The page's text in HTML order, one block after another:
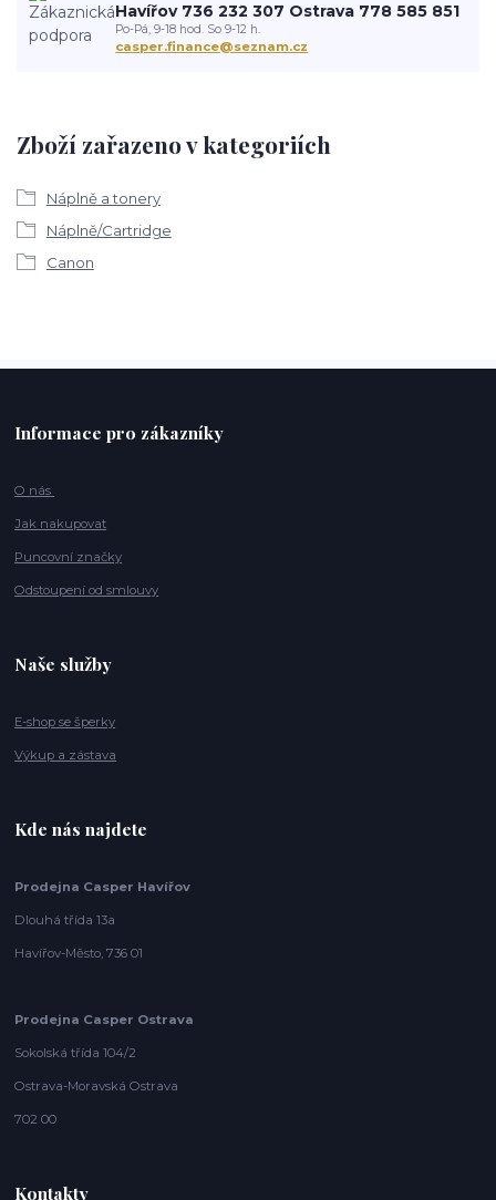
Zboží zařazeno v kategoriích
Náplně a tonery
Náplně/Cartridge
Canon
Havířov 736 232 307 Ostrava 778 585 851
Po-Pá, 9-18 hod. So 9-12 h.
casper.finance@seznam.cz
Informace pro zákazníky
O nás
Jak nakupovat
Puncovní značky
Odstoupení od smlouvy
Naše služby
E-shop se šperky
Výkup a zástava
Kde nás najdete
Prodejna Casper Havířov
Dlouhá třída 13a
Havířov-Město, 736 01
Prodejna Casper Ostrava
Sokolská třída 104/2
Ostrava-Moravská Ostrava
702 00
Kontakty